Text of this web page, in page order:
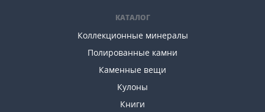
КАТАЛОГ
Коллекционные минералы
Полированные камни
Каменные вещи
Кулоны
Книги